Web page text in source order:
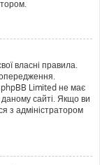
власні правила.
Limited не має
сайті. Якщо ви
з адміністратором